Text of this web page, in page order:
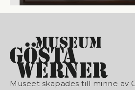
Museet skapades till minne av